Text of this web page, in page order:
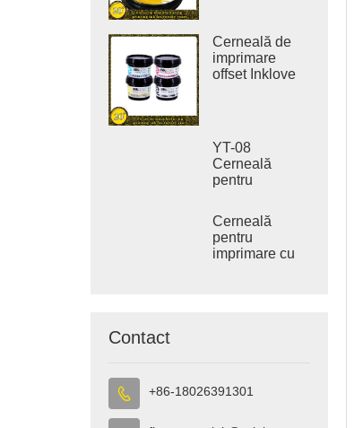
etichetelor
autocolante
Cerneală de
imprimare
offset Inklove
YT-08
Cerneală
pentru
offset vegetală
pură fără COV
Cerneală
pentru
imprimare cu
Contact
 +86-18026391301